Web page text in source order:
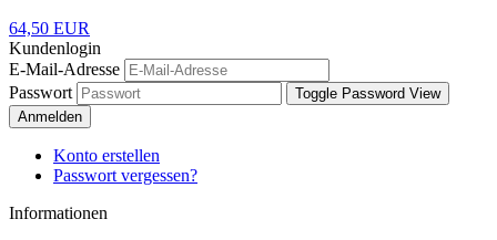
64,50 EUR
Kundenlogin
E-Mail-Adresse
Passwort
Toggle Password View
Anmelden
Konto erstellen
Passwort vergessen?
Informationen